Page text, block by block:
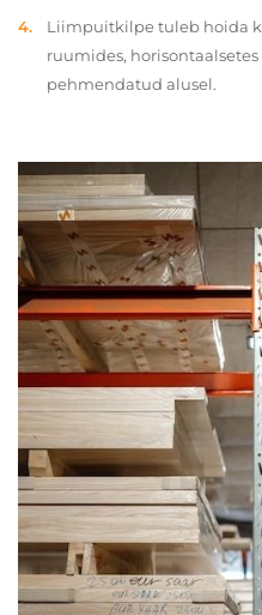
Liimpuitkilpe tuleb hoida
ruumides,
pehmendatud alusel.